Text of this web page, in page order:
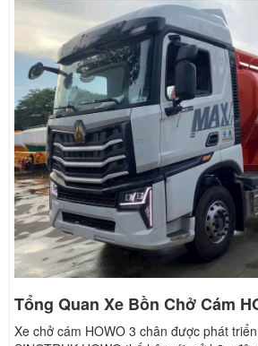
Tổng Quan Xe Bồn Chở Cám
Xe chở cám HOWO 3 chân được phát